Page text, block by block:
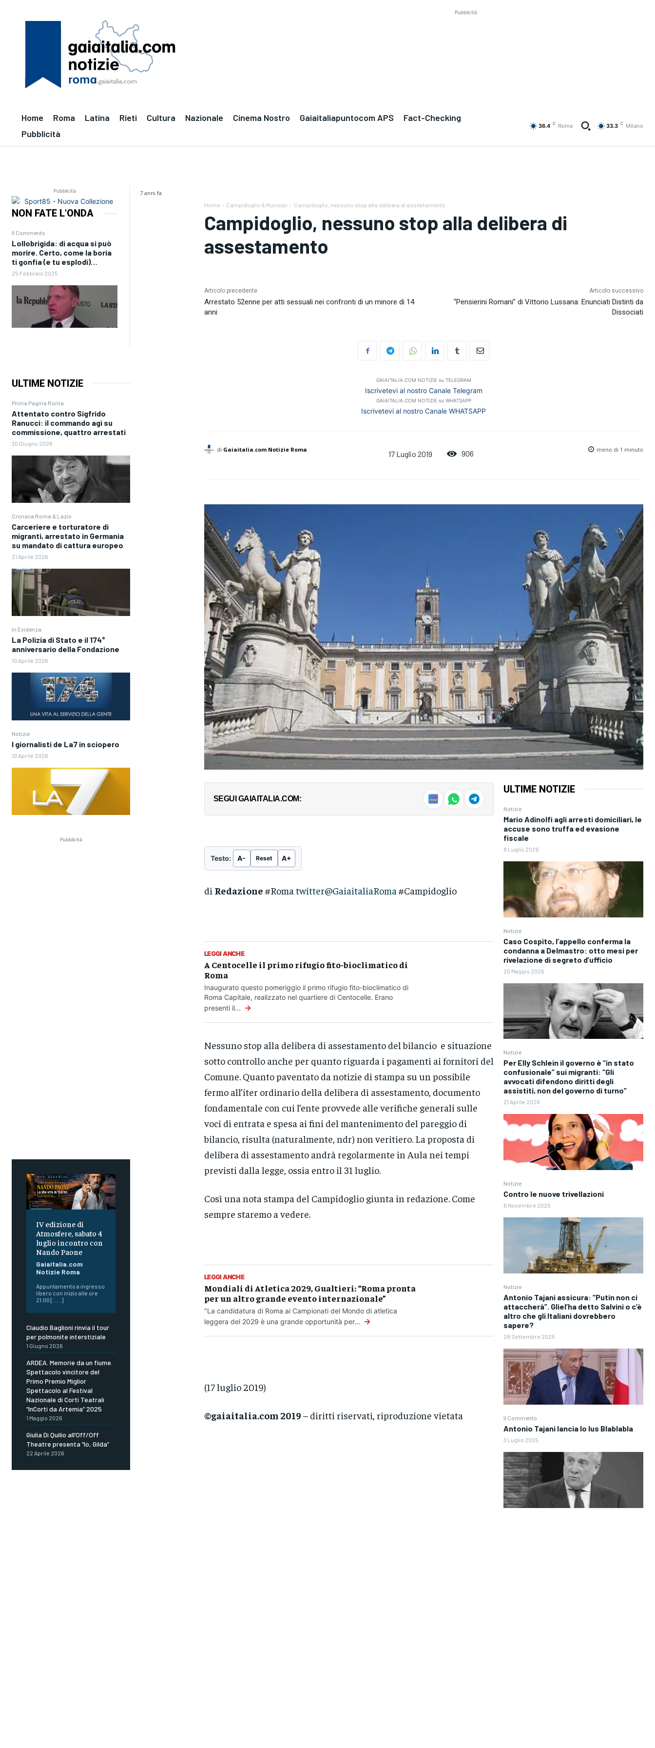
Pubblicità
Home Roma Latina Rieti Cultura Nazionale Cinema Nostro Gaiaitaliapuntocom APS
Fact-Checking
Pubblicità
36.4 C Roma 33.3 C Milano
Pubblicità
NON FATE L'ONDA
Il Commento
Lollobrigida: di acqua si può
morire. Certo, come la boria
ti gonfia (e tu esplodi)…
25 Febbraio 2025
ULTIME NOTIZIE
Prima Pagina Roma
Attentato contro Sigfrido
Ranucci: il commando agì su
commissione, quattro arrestati
30 Giugno 2026
Cronaca Roma & Lazio
Carceriere e torturatore di
migranti, arrestato in Germania
su mandato di cattura europeo
21 Aprile 2026
In Evidenza
La Polizia di Stato e il 174°
anniversario della Fondazione
10 Aprile 2026
Notizie
I giornalisti de La7 in sciopero
10 Aprile 2026
Pubblicità
IV edizione di
Atmosfere, sabato 4
luglio incontro con
Nando Paone
Gaiaitalia.com
Notizie Roma
Appuntamento a ingresso
libero con inizio alle ore
21.00 [......]
Claudio Baglioni rinvia il tour
per polmonite interstiziale
1 Giugno 2026
ARDEA. Memorie da un fiume.
Spettacolo vincitore del
Primo Premio Miglior
Spettacolo al Festival
Nazionale di Corti Teatrali
“InCorti da Artemia” 2025
1 Maggio 2026
Giulia Di Quilio all’Off/Off
Theatre presenta “Io, Gilda”
22 Aprile 2026
7 anni fa
Home Campidoglio & Municipi Campidoglio, nessuno stop alla delibera di assestamento
Campidoglio, nessuno stop alla delibera di
assestamento
Articolo precedente
Arrestato 52enne per atti sessuali nei confronti di un minore di 14
anni
Articolo successivo
“Pensierini Romani” di Vittorio Lussana: Enunciati Distinti da
Dissociati
GAIAITALIA.COM NOTIZIE su TELEGRAM
Iscrivetevi al nostro Canale Telegram
GAIAITALIA.COM NOTIZIE su WHATSAPP
Iscrivetevi al nostro Canale WHATSAPP
di Gaiaitalia.com Notizie Roma
17 Luglio 2019 906 meno di 1 minuto
SEGUI GAIAITALIA.COM:
Testo: A- Reset A+
di Redazione #Roma twitter@GaiaitaliaRoma #Campidoglio
LEGGI ANCHE
A Centocelle il primo rifugio fito-bioclimatico di
Roma
Inaugurato questo pomeriggio il primo rifugio fito-bioclimatico di
Roma Capitale, realizzato nel quartiere di Centocelle. Erano
presenti il... →
Nessuno stop alla delibera di assestamento del bilancio e situazione
sotto controllo anche per quanto riguarda i pagamenti ai fornitori del
Comune. Quanto paventato da notizie di stampa su un possibile
fermo all’iter ordinario della delibera di assestamento, documento
fondamentale con cui l’ente provvede alle verifiche generali sulle
voci di entrata e spesa ai fini del mantenimento del pareggio di
bilancio, risulta (naturalmente, ndr) non veritiero. La proposta di
delibera di assestamento andrà regolarmente in Aula nei tempi
previsti dalla legge, ossia entro il 31 luglio.
Così una nota stampa del Campidoglio giunta in redazione. Come
sempre staremo a vedere.
LEGGI ANCHE
Mondiali di Atletica 2029, Gualtieri: “Roma pronta
per un altro grande evento internazionale”
"La candidatura di Roma ai Campionati del Mondo di atletica
leggera del 2029 è una grande opportunità per... →
(17 luglio 2019)
©gaiaitalia.com 2019 – diritti riservati, riproduzione vietata
ULTIME NOTIZIE
Notizie
Mario Adinolfi agli arresti domiciliari, le
accuse sono truffa ed evasione
fiscale
8 Luglio 2026
Notizie
Caso Cospito, l’appello conferma la
condanna a Delmastro: otto mesi per
rivelazione di segreto d’ufficio
20 Maggio 2026
Notizie
Per Elly Schlein il governo è “in stato
confusionale” sui migranti: “Gli
avvocati difendono diritti degli
assistiti, non del governo di turno”
21 Aprile 2026
Notizie
Contro le nuove trivellazioni
6 Novembre 2025
Notizie
Antonio Tajani assicura: “Putin non ci
attaccherà”. Gliel’ha detto Salvini o c’è
altro che gli Italiani dovrebbero
sapere?
28 Settembre 2025
Il Commento
Antonio Tajani lancia lo Ius Blablabla
3 Luglio 2025